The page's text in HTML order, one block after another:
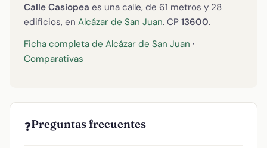
Calle Casiopea es una calle, de 61 metros y 28
edificios, en Alcázar de San Juan. CP 13600.
Ficha completa de Alcázar de San Juan ·
Comparativas
❓Preguntas frecuentes